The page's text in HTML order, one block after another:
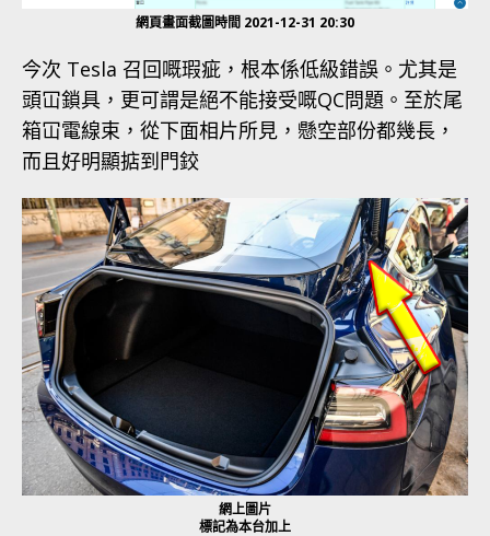
網頁畫面截圖時間 2021-12-31 20:30
今次 Tesla 召回嘅瑕疵，根本係低級錯誤。尤其是
頭冚鎖具，更可謂是絕不能接受嘅QC問題。至於尾
箱冚電線束，從下面相片所見，懸空部份都幾長，
而且好明顯掂到門鉸
網上圖片
標記為本台加上